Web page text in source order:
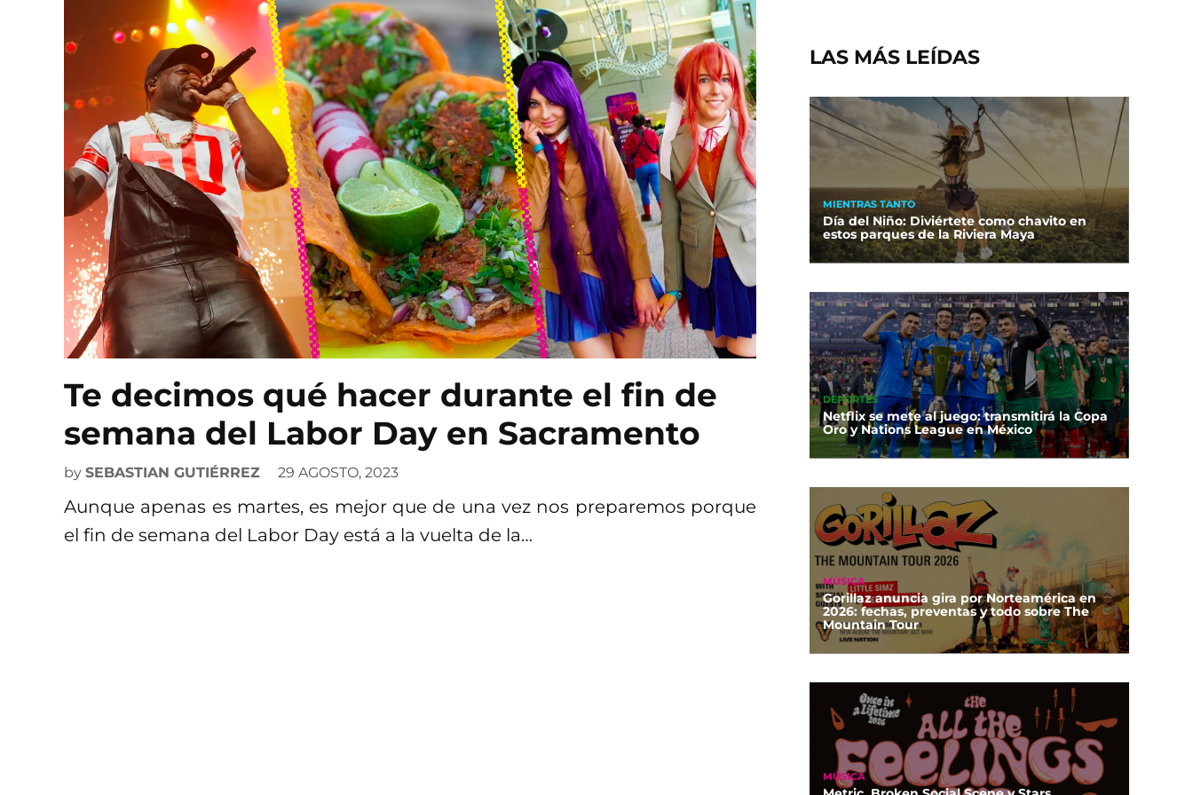
Te decimos qué hacer durante el fin de
semana del Labor Day en Sacramento
by SEBASTIAN GUTIÉRREZ 29 AGOSTO, 2023
Aunque apenas es martes, es mejor que de una vez nos preparemos porque
el fin de semana del Labor Day está a la vuelta de la…
LAS MÁS LEÍDAS
MIENTRAS TANTO
Día del Niño: Diviértete como chavito en
estos parques de la Riviera Maya
DEPORTES
Netflix se mete al juego: transmitirá la Copa
Oro y Nations League en México
MÚSICA
Gorillaz anuncia gira por Norteamérica en
2026: fechas, preventas y todo sobre The
Mountain Tour
MÚSICA